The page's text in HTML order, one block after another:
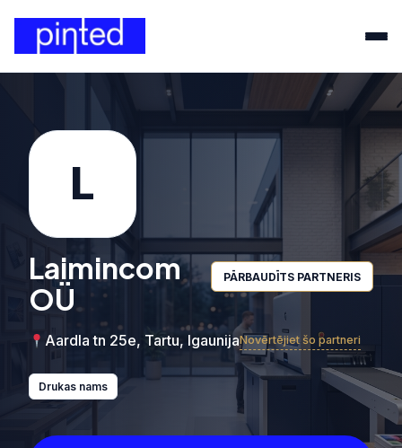
L
Laimincom
OÜ
PĀRBAUDĪTS PARTNERIS
Aardla tn 25e, Tartu, IgaunijaNovērtējiet šo partneri
Drukas nams